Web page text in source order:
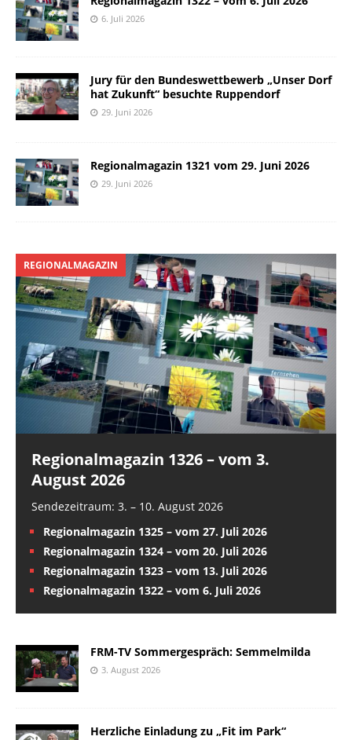
6. Juli 2026
Jury für den Bundeswettbewerb „Unser Dorf
hat Zukunft“ besuchte Ruppendorf
29. Juni 2026
Regionalmagazin 1321 vom 29. Juni 2026
29. Juni 2026
REGIONALMAGAZIN
Regionalmagazin 1326 – vom 3.
August 2026
Sendezeitraum: 3. – 10. August 2026
Regionalmagazin 1325 – vom 27. Juli 2026
Regionalmagazin 1324 – vom 20. Juli 2026
Regionalmagazin 1323 – vom 13. Juli 2026
Regionalmagazin 1322 – vom 6. Juli 2026
FRM-TV Sommergespräch: Semmelmilda
3. August 2026
Herzliche Einladung zu „Fit im Park“